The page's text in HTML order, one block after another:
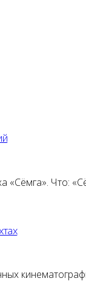
«Сёмга». Что: